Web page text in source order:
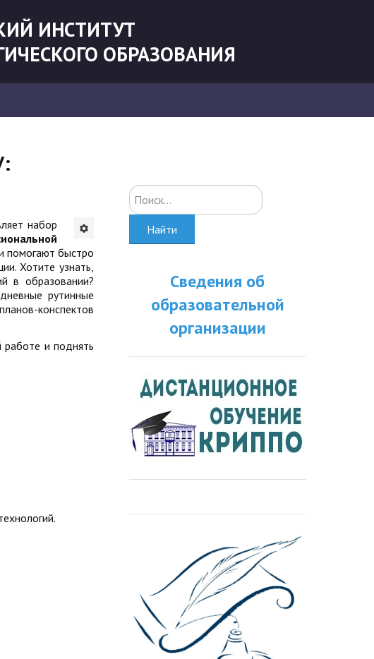
ИНСТИТУТ
ОБРАЗОВАНИЯ
набор
помогают быстро
Хотите узнать,
в образовании?
рутинные
конспектов
работе и поднять
Искать...
Найти
Сведения об
образовательной
организации